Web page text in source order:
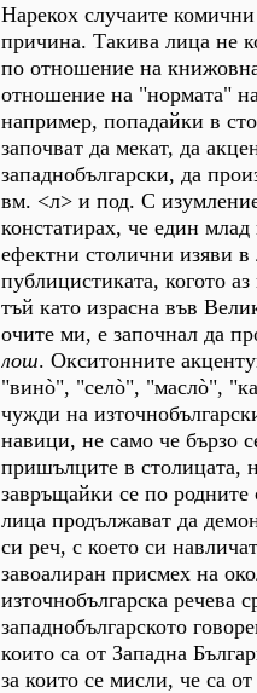
Нарекох случаите
причина. Такива лица не
по отношение на
отношение на "нормата"
например, попадайки в
започват да мекат, да
западнобългарски, да
вм. <л> и под. С
констатирах, че един
ефектни столични изяви в
публицистиката, когото
тъй като израсна във
очите ми, е започнал да
лош. Окситонните
"винò", "селò", "маслò",
чужди на
навици, не само че бързо
пришълците в столицата,
завръщайки се по родните
лица продължават да
си реч, с което си
завоалиран присмех на
източнобългарска речева
западнобългарското
които са от Западна
за които се мисли, че са